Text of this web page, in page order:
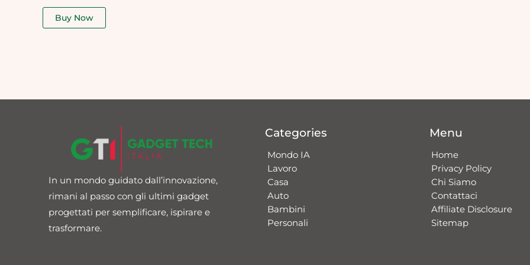
out
Buy Now
In un mondo guidato dall’innovazione,
rimani al passo con gli ultimi gadget
progettati per semplificare, ispirare e
trasformare.
Categories
Mondo IA
Lavoro
Casa
Auto
Bambini
Personali
Menu
Home
Privacy Policy
Chi Siamo
Contattaci​
Affiliate Disclosure
Sitemap